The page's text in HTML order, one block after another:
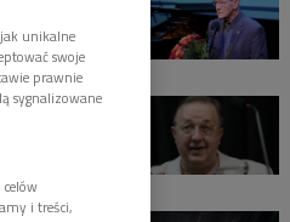
unikalne
swoje
prawnie
sygnalizowane
i treści,